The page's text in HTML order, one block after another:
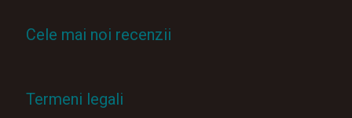
Cele mai noi recenzii
Termeni legali